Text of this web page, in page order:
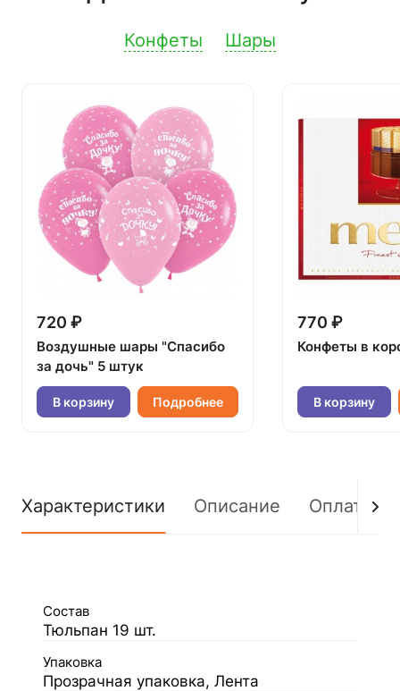
Конфеты Шары
720 ₽
Воздушные шары "Спасибо
за дочь" 5 штук
В корзину Подробнее
770 ₽
Конфеты в
В корзину
Характеристики Описание Оплата
Состав
Тюльпан 19 шт.
Упаковка
Прозрачная упаковка, Лента